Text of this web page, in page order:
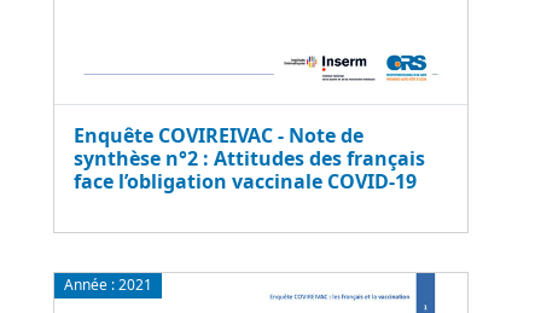
Enquête COVIREIVAC - Note de
synthèse n°2 : Attitudes des français
face l’obligation vaccinale COVID-19
Année :2021